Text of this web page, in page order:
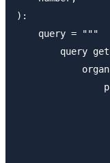
):
    query = """
query